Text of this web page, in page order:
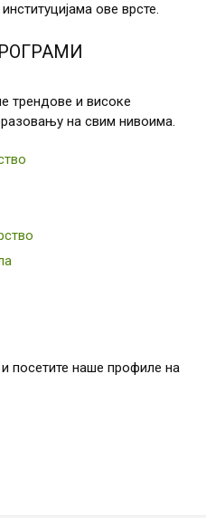
ове врсте.
трендове и високе
на свим нивоима.
посетите наше профиле на